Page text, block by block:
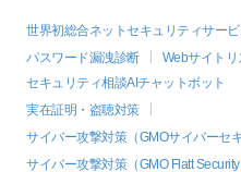
世界初総合ネットセキュリティサービ
パスワード漏洩診断
Webサイト
セキュリティ相談AIチャットボット
実在証明・盗聴対策
サイバー攻撃対策（GMOサイバーセ
サイバー攻撃対策（GMO Flatt Security